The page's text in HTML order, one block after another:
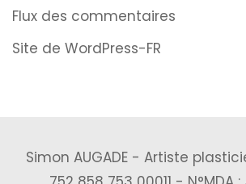
Flux des commentaires
Site de WordPress-FR
Simon AUGADE - Artiste